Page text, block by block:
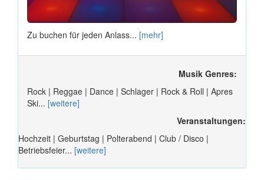
Zu buchen für jeden Anlass... [mehr]
Musik Genres:
Rock | Reggae | Dance | Schlager | Rock & Roll | Apres
Ski... [weitere]
Veranstaltungen:
Hochzeit | Geburtstag | Polterabend | Club / Disco |
Betriebsfeier... [weitere]